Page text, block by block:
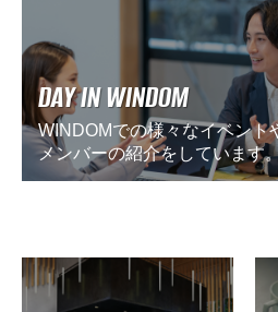
DAY IN WINDOM
WINDOMでの様々なイベント
メンバーの紹介をしています